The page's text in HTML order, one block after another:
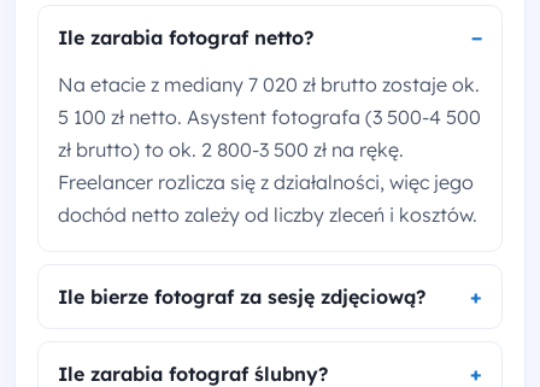
Ile zarabia fotograf netto?
Na etacie z mediany 7 020 zł brutto zostaje ok.
5 100 zł netto. Asystent fotografa (3 500-4 500
zł brutto) to ok. 2 800-3 500 zł na rękę.
Freelancer rozlicza się z działalności, więc jego
dochód netto zależy od liczby zleceń i kosztów.
Ile bierze fotograf za sesję zdjęciową?
Ile zarabia fotograf ślubny?